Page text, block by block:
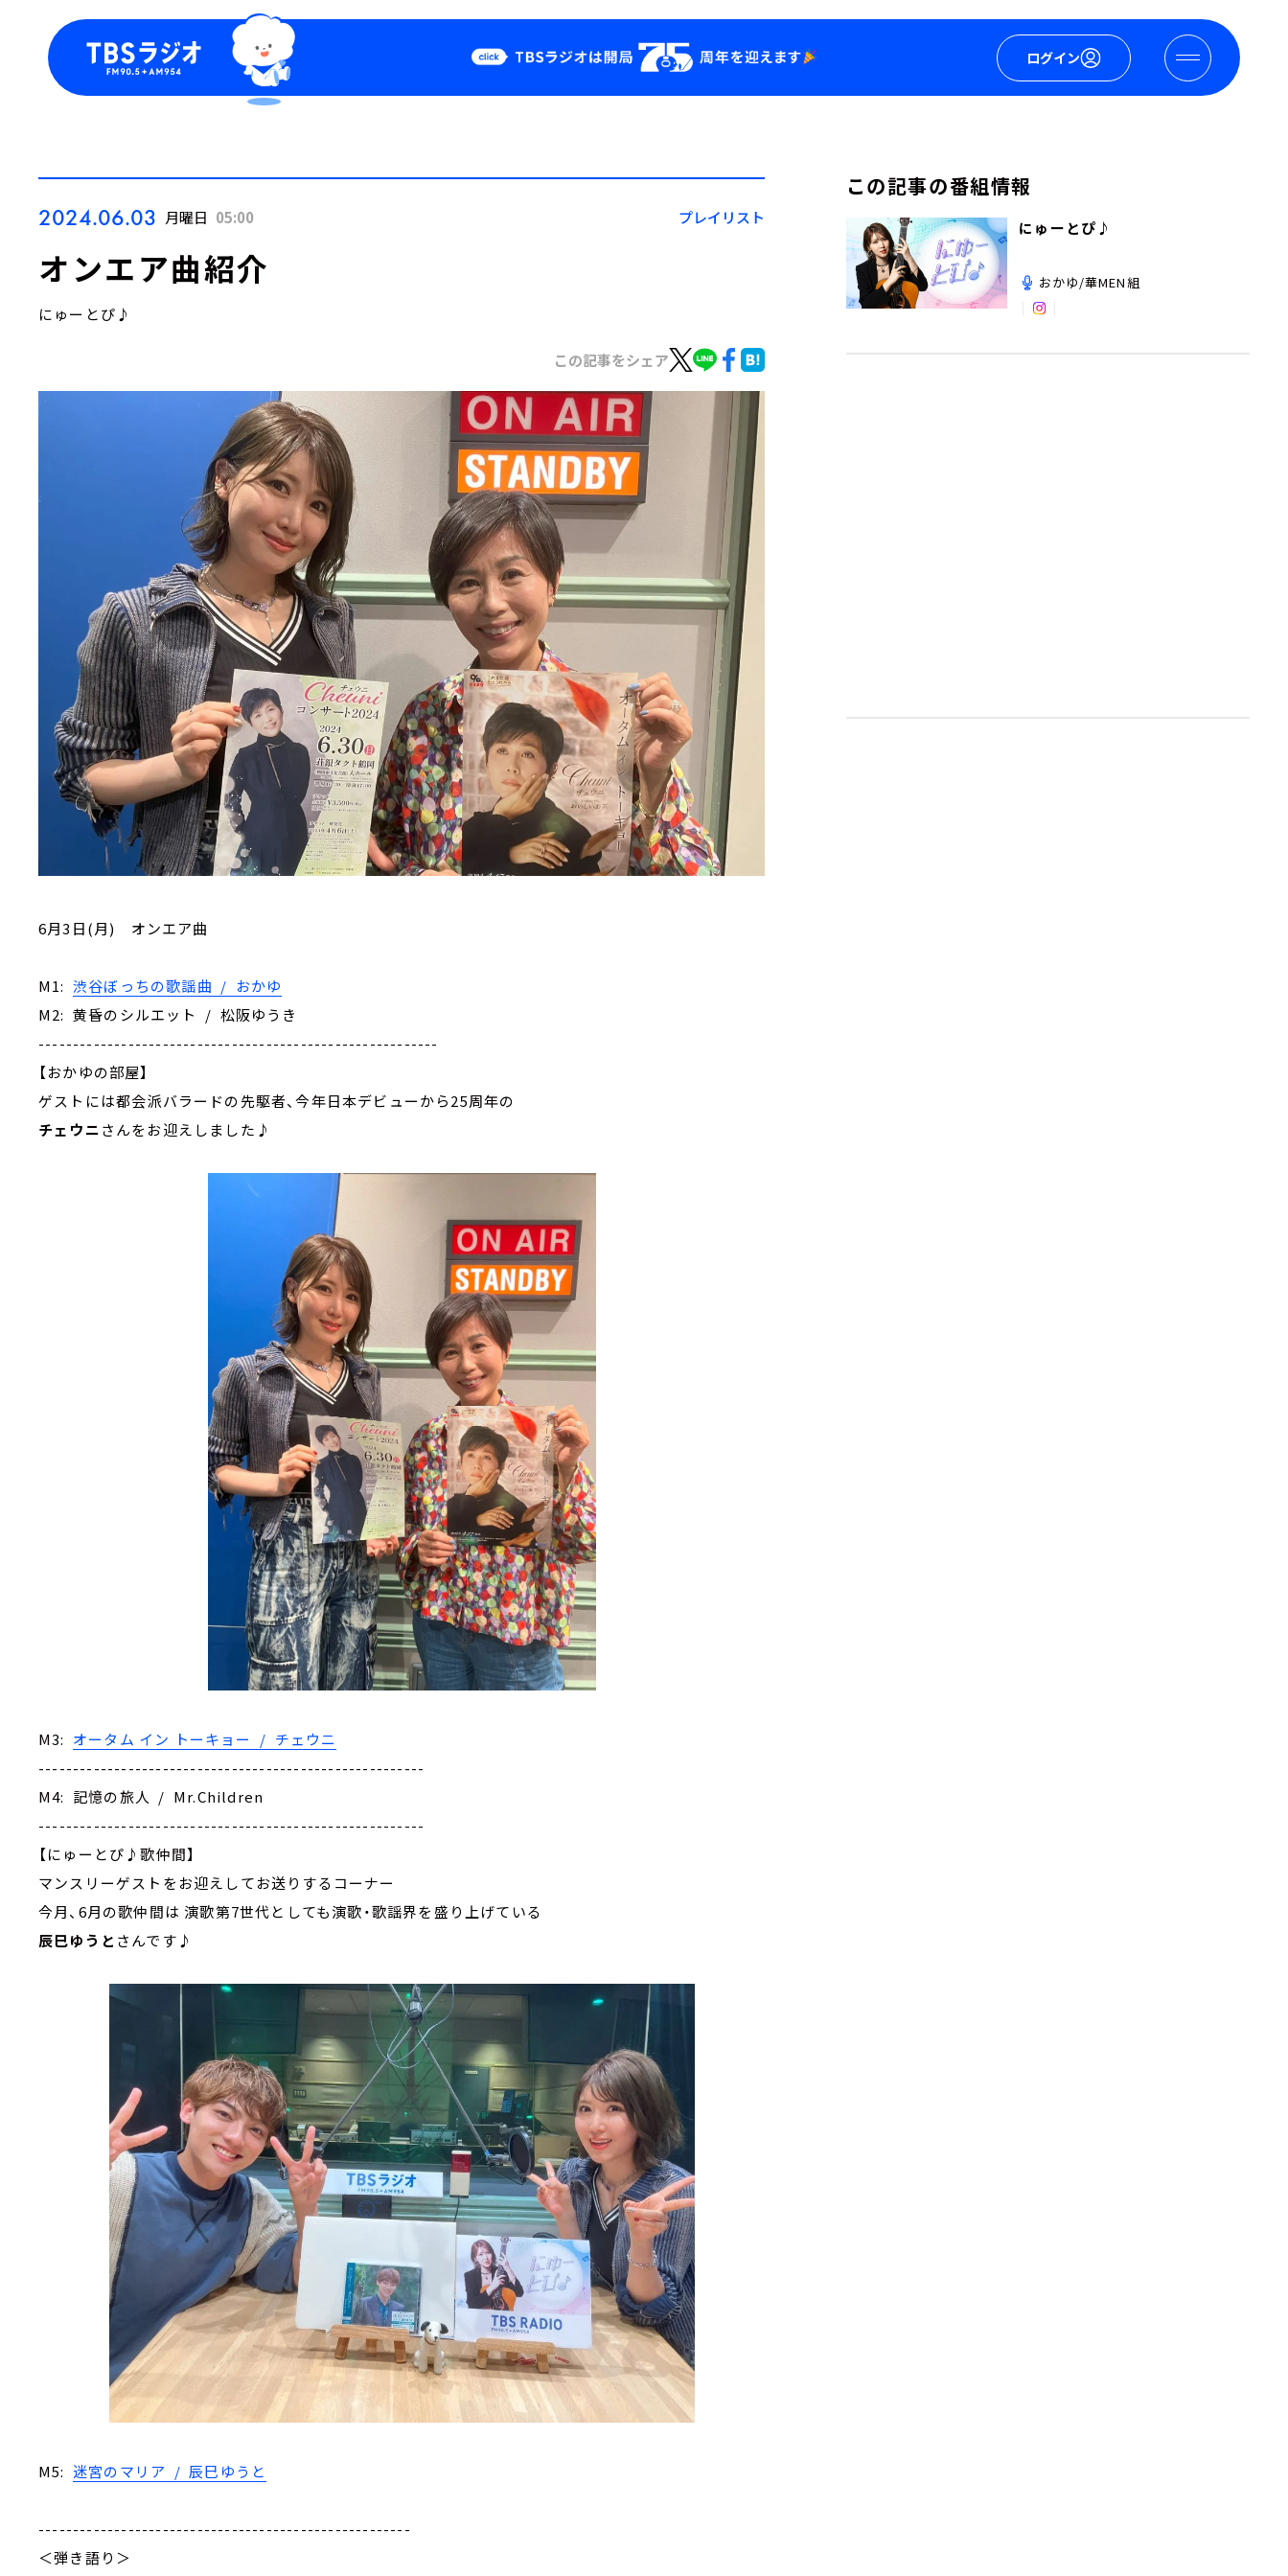
ログイン
Podcast
YouTube
会社情報
2024.06.03 月曜日 05:00 プレイリスト
オンエア曲紹介
にゅーとぴ♪
この記事をシェア
6月3日(月) オンエア曲
M1: 渋谷ぼっちの歌謡曲 / おかゆ
M2: 黄昏のシルエット / 松阪ゆうき
----------------------------------------------------------
【おかゆの部屋】
ゲストには都会派バラードの先駆者、今年日本デビューから25周年の
チェウニさんをお迎えしました♪
M3: オータム イン トーキョー / チェウニ
--------------------------------------------------------
M4: 記憶の旅人 / Mr.Children
--------------------------------------------------------
【にゅーとぴ♪歌仲間】
マンスリーゲストをお迎えしてお送りするコーナー
今月、6月の歌仲間は 演歌第7世代としても演歌・歌謡界を盛り上げている
辰巳ゆうと さんです♪
M5: 迷宮のマリア / 辰巳ゆうと
------------------------------------------------------
＜弾き語り＞
この記事の番組情報
にゅーとぴ♪
おかゆ/華MEN組